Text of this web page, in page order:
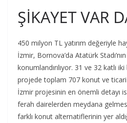
ŞİKAYET VAR
450 milyon TL yatırım değeriyle
İzmir, Bornova’da Atatürk
konumlandırılıyor. 31 ve 32 katlı
projede toplam 707 konut ve
İzmir projesinin en önemli detayı
ferah dairelerden meydana
farklı konut alternatiflerinin yer